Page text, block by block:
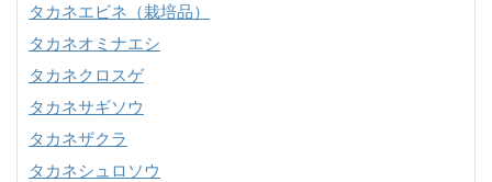
タカネエビネ（栽培品）
タカネオミナエシ
タカネクロスゲ
タカネサギソウ
タカネザクラ
タカネシュロソウ